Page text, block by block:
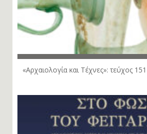
«Αρχαιολογία και Τέχνες»: τεύχος 151